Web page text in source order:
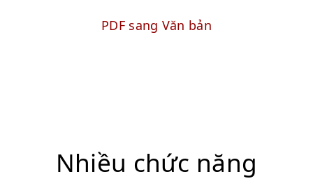
PDF sang Văn bản
Nhiều chức năng